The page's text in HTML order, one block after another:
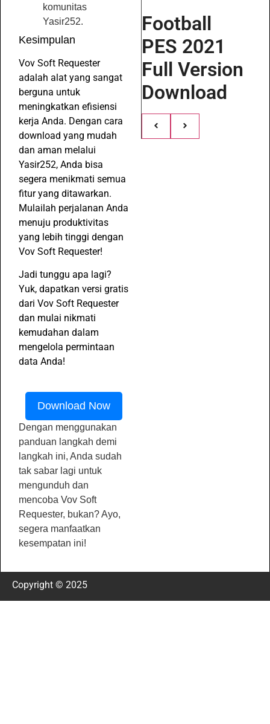
komunitas
Yasir252.
Kesimpulan
Vov Soft Requester
adalah alat yang sangat
berguna untuk
meningkatkan efisiensi
kerja Anda. Dengan cara
download yang mudah
dan aman melalui
Yasir252, Anda bisa
segera menikmati semua
fitur yang ditawarkan.
Mulailah perjalanan Anda
menuju produktivitas
yang lebih tinggi dengan
Vov Soft Requester!
Jadi tunggu apa lagi?
Yuk, dapatkan versi gratis
dari Vov Soft Requester
dan mulai nikmati
kemudahan dalam
mengelola permintaan
data Anda!
Download Now
Dengan menggunakan
panduan langkah demi
langkah ini, Anda sudah
tak sabar lagi untuk
mengunduh dan
mencoba Vov Soft
Requester, bukan? Ayo,
segera manfaatkan
kesempatan ini!
Football
PES 2021
Full Version
Download
Copyright © 2025